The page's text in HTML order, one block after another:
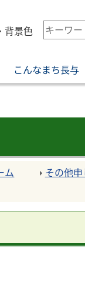
背景色
検
索
ー
ワ
こんなまち長与
ム
その他申